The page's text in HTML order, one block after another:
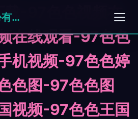
载-97色色视频在
在线观看-97色色
机视频-97色色婷
色图-97色色图
视频-97色色王国
程力專用汽車股份有限公司